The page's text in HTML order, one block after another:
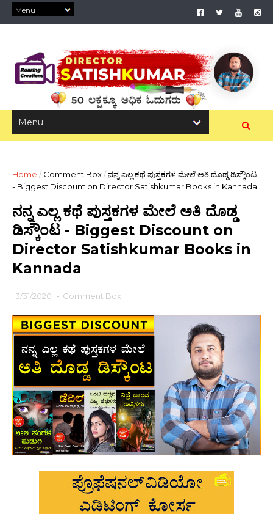
Home / Comment Box/ನನ್ನ ಎಲ್ಲ ಕಥೆ ಪುಸ್ತಕಗಳ ಮೇಲೆ ಅತಿ ದೊಡ್ಡ ಡಿಸ್ಕೌಂಟ
- Biggest Discount on Director Satishkumar Books in Kannada
ನನ್ನ ಎಲ್ಲ ಕಥೆ ಪುಸ್ತಕಗಳ ಮೇಲೆ ಅತಿ ದೊಡ್ಡ
ಡಿಸ್ಕೌಂಟ - Biggest Discount on
Director Satishkumar Books in
Kannada
3/31/2020 - Comment Box